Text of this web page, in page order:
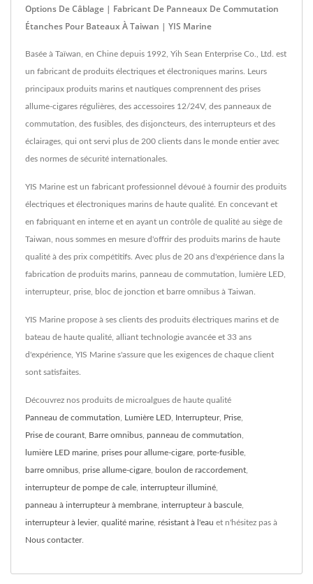
Options De Câblage | Fabricant De Panneaux De Commutation
Étanches Pour Bateaux À Taiwan | YIS Marine
Basée à Taïwan, en Chine depuis 1992, Yih Sean Enterprise Co., Ltd. est
un fabricant de produits électriques et électroniques marins. Leurs
principaux produits marins et nautiques comprennent des prises
allume-cigares régulières, des accessoires 12/24V, des panneaux de
commutation, des fusibles, des disjoncteurs, des interrupteurs et des
éclairages, qui ont servi plus de 200 clients dans le monde entier avec
des normes de sécurité internationales.
YIS Marine est un fabricant professionnel dévoué à fournir des produits
électriques et électroniques marins de haute qualité. En concevant et
en fabriquant en interne et en ayant un contrôle de qualité au siège de
Taiwan, nous sommes en mesure d'offrir des produits marins de haute
qualité à des prix compétitifs. Avec plus de 20 ans d'expérience dans la
fabrication de produits marins, panneau de commutation, lumière LED,
interrupteur, prise, bloc de jonction et barre omnibus à Taiwan.
YIS Marine propose à ses clients des produits électriques marins et de
bateau de haute qualité, alliant technologie avancée et 33 ans
d'expérience, YIS Marine s'assure que les exigences de chaque client
sont satisfaites.
Découvrez nos produits de microalgues de haute qualité
Panneau de commutation Lumière LED Interrupteur, Prise
Prise de courant Barre omnibus panneau de commutation
lumière LED marine prises pour allume-cigare porte-fusible
barre omnibus prise allume-cigare boulon de raccordement
interrupteur de pompe de cale interrupteur illuminé
panneau à interrupteur à membrane interrupteur à bascule
interrupteur à levier, qualité marine résistant à l'eau et n'hésitez pas à
Nous contacter.